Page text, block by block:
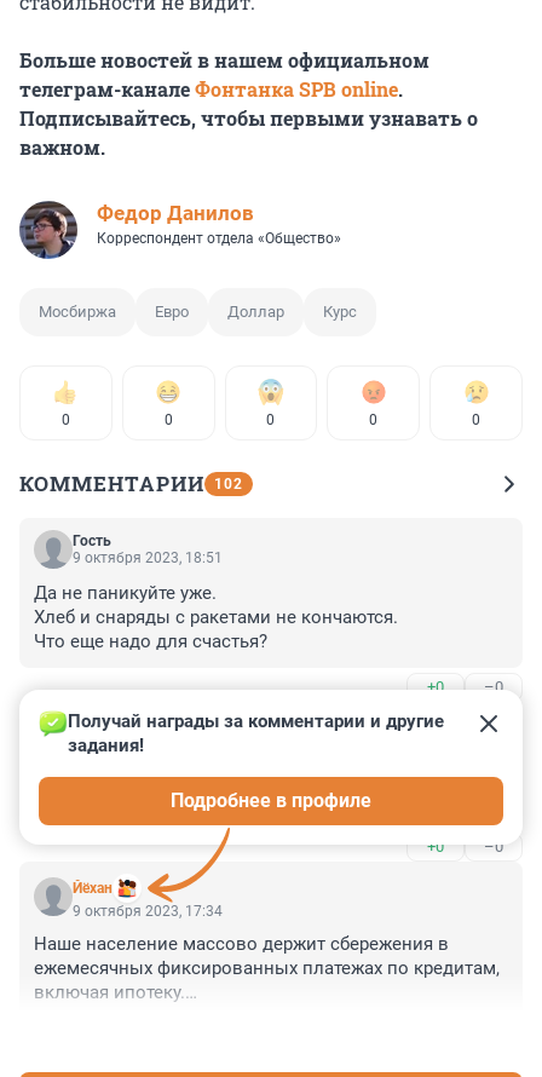
Больше новостей в нашем официальном
телеграм-каналеФонтанка SPB online.
Подписывайтесь, чтобы первыми узнавать о
важном.
Федор Данилов
Корреспондент отдела «Общество»
Мосбиржа Евро Доллар Курс
0 0 0 0 0
КОММЕНТАРИИ 102
Гость
9 октября 2023, 18:51
Да не паникуйте уже.
Хлеб и снаряды с ракетами не кончаются.
Что еще надо для счастья?
+0 –0
Гость
9 октября 2023, 18:51
Как же так не имеешь права, ведь старший
+0 –0
Йёхан
Получай награды за комментарии и другие
задания!
Подробнее в профиле
9 октября 2023, 17:34
Наше население массово держит сбережения в
ежемесячных фиксированных платежах по кредитам,
включая ипотеку.